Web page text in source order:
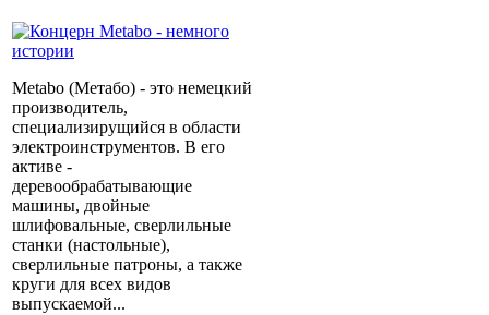
Metabo (Метабо) - это немецкий
производитель,
специализирущийся в области
электроинструментов. В его
активе -
деревообрабатывающие
машины, двойные
шлифовальные, сверлильные
станки (настольные),
сверлильные патроны, а также
круги для всех видов
выпускаемой...